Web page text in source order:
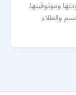
وموثوقيتها.
والطلاء